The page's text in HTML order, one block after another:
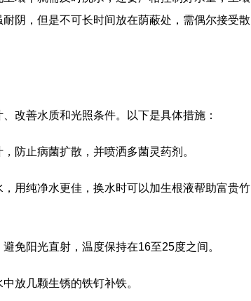
阴，但是不可长时间放在荫蔽处，需偶尔接受散
改善水质和光照条件。以下是具体措施：
防止病菌扩散，并喷洒多菌灵药剂。
用纯净水更佳，换水时可以加生根液帮助富贵竹
免阳光直射，温度保持在16至25度之间。
放几颗生锈的铁钉补铁。